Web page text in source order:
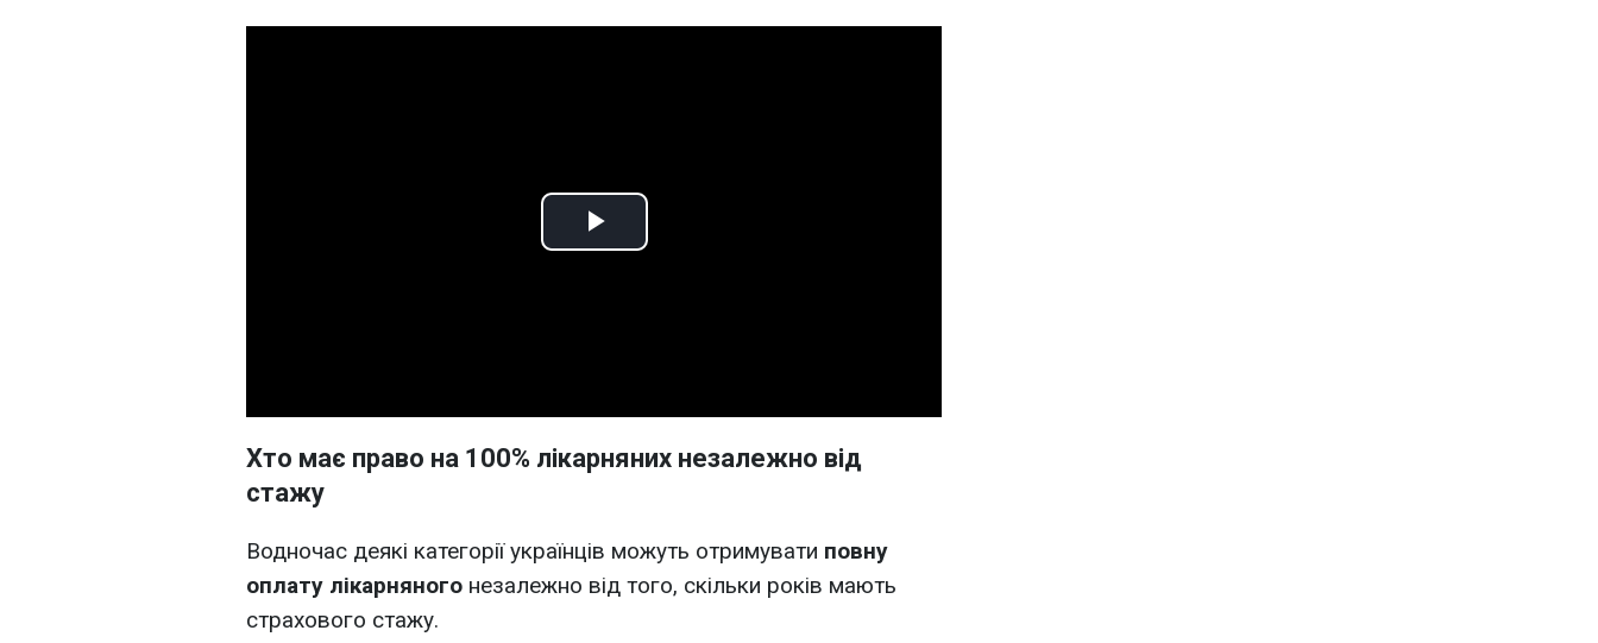
Play
Хто має право на 100% лікарняних незалежно від
стажу
Водночас деякі категорії українців можуть отримувати повну
оплату лікарняного незалежно від того, скільки років мають
страхового стажу.